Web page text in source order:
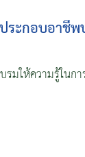
ระกอบอา
รมให้ความรู้ใ